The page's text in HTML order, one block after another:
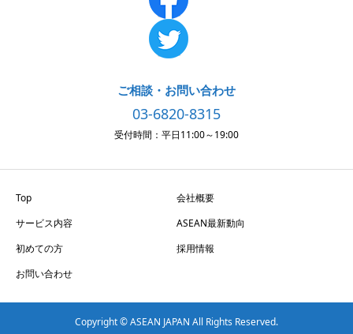
ご相談・お問い合わせ
03-6820-8315
受付時間：平日11:00～19:00
Top
会社概要
サービス内容
ASEAN最新動向
初めての方
採用情報
お問い合わせ
Copyright © ASEAN JAPAN All Rights Reserved.